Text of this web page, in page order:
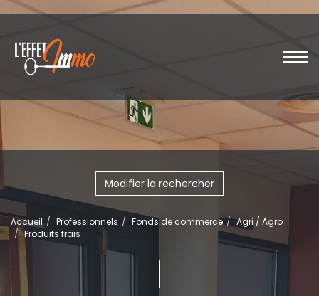
Modifier la rechercher
Accueil Professionnels Fonds de commerce
Agri / Agro
Produits frais